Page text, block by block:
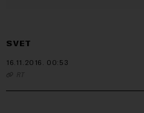
SVET
16.11.2016. 00:53
RT